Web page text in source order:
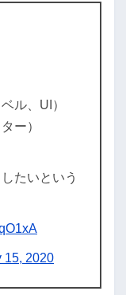
ル、UI）
ー）
たいという
15, 2020